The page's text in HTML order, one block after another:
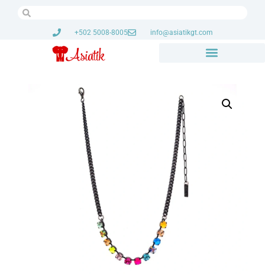
+502 5008-8005 info@asiatikgt.com